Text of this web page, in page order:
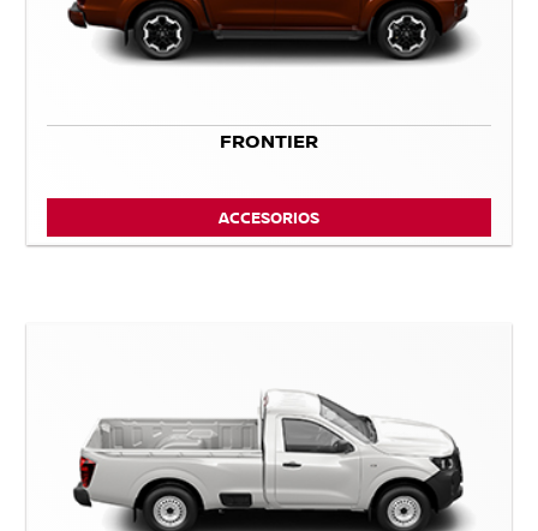
FRONTIER
ACCESORIOS